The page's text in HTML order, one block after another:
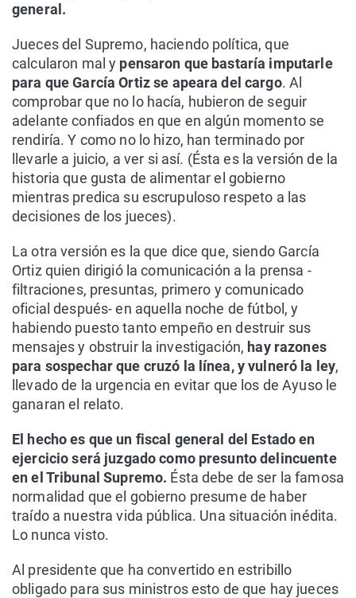
general.
Jueces del Supremo, haciendo política, que
calcularon mal y pensaron que bastaría imputarle
para que García Ortiz se apeara del cargo. Al
comprobar que no lo hacía, hubieron de seguir
adelante confiados en que en algún momento se
rendiría. Y como no lo hizo, han terminado por
llevarle a juicio, a ver si así. (Ésta es la versión de la
historia que gusta de alimentar el gobierno
mientras predica su escrupuloso respeto a las
decisiones de los jueces).
La otra versión es la que dice que, siendo García
Ortiz quien dirigió la comunicación a la prensa -
filtraciones, presuntas, primero y comunicado
oficial después- en aquella noche de fútbol, y
habiendo puesto tanto empeño en destruir sus
mensajes y obstruir la investigación, hay razones
para sospechar que cruzó la línea, y vulneró la ley,
llevado de la urgencia en evitar que los de Ayuso le
ganaran el relato.
El hecho es que un fiscal general del Estado en
ejercicio será juzgado como presunto delincuente
en el Tribunal Supremo. Ésta debe de ser la famosa
normalidad que el gobierno presume de haber
traído a nuestra vida pública. Una situación inédita.
Lo nunca visto.
Al presidente que ha convertido en estribillo
obligado para sus ministros esto de que hay jueces